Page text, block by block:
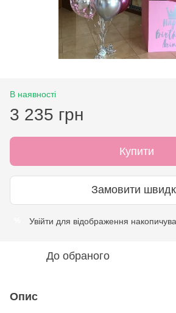
В наявності
3 235 грн
Купити
Замовити
Увійти для відображення
До обраного
Опис